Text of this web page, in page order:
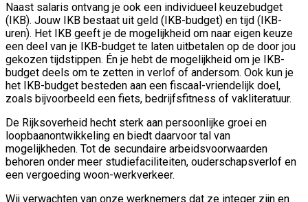
Naast salaris ontvang je ook een individueel keuzebudget
(IKB). Jouw IKB bestaat uit geld (IKB-budget) en tijd (IKB-
uren). Het IKB geeft je de mogelijkheid om naar eigen keuze
een deel van je IKB-budget te laten uitbetalen op de door jou
gekozen tijdstippen. Én je hebt de mogelijkheid om je IKB-
budget deels om te zetten in verlof of andersom. Ook kun je
het IKB-budget besteden aan een fiscaal-vriendelijk doel,
zoals bijvoorbeeld een fiets, bedrijfsfitness of vakliteratuur.
De Rijksoverheid hecht sterk aan persoonlijke groei en
loopbaanontwikkeling en biedt daarvoor tal van
mogelijkheden. Tot de secundaire arbeidsvoorwaarden
behoren onder meer studiefaciliteiten, ouderschapsverlof en
een vergoeding woon-werkverkeer.
Wij verwachten van onze werknemers dat ze integer zijn en